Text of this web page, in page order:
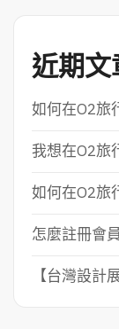
近期文
如何在O2旅
我想在O2旅
如何在O2旅
怎麼註冊會員
【台灣設計